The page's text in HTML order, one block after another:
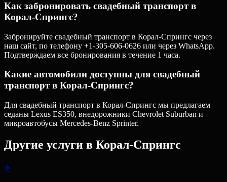
Как забронировать свадебный транспорт в
Корал-Спрингс?
Забронируйте свадебный транспорт в Корал-Спрингс через
наш сайт, по телефону +1-305-606-0626 или через WhatsApp.
Подтверждаем все бронирования в течение 1 часа.
Какие автомобили доступны для свадебный
транспорт в Корал-Спрингс?
Для свадебный транспорт в Корал-Спрингс мы предлагаем
седаны Lexus ES350, внедорожники Chevrolet Suburban и
микроавтобусы Mercedes-Benz Sprinter.
Другие услуги в Корал-Спрингс
✈️